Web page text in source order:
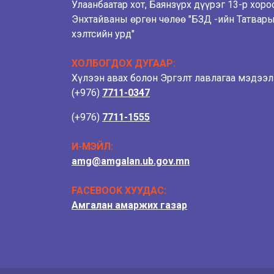
Улаанбаатар хот, Баянзүрх дүүрэг 13-р
Энхтайваны өргөн чөлөө "БЗД -ийн
хэлтсийн урд"
ХОЛБОГДОХ ДУГААР:
Хүлээн авах болон Эргэлт лавлагаа
(+976) 7711-0347
(+976) 7711-1555
И-МЭЙЛ:
amg@amgalan.ub.gov.mn
FACEBOOK ХУУДАС:
Амгалан амаржих газар